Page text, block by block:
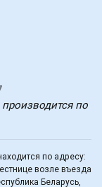
по
по адресу:
возле въезда
Беларусь,